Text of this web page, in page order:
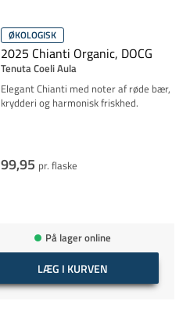
ØKOLOGISK
2025 Chianti Organic, DOCG
Tenuta Coeli Aula
Elegant Chianti med noter af røde bær,
krydderi og harmonisk friskhed.
99,95 pr. flaske
På lager online
LÆG I KURVEN